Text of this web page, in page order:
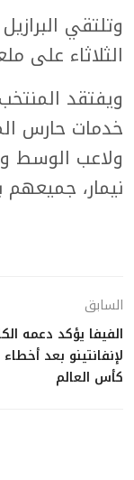
وتلتقي
الثلاثاء على
ويفتقد
خدمات حارس
ولاعب الوسط
نيمار، جميعهم
السابق
الفيفا يؤكد دعمه
لإنفانتينو بعد
كأس العالم